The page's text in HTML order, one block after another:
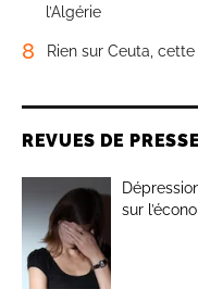
l’Algérie
8 Rien sur Ceuta,
REVUES DE PRESSE
sur